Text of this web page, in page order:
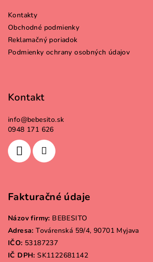
Kontakty
Obchodné podmienky
Reklamačný poriadok
Podmienky ochrany osobných údajov
Kontakt
info@bebesito.sk
0948 171 626
Fakturačné údaje
Názov firmy: BEBESITO
Adresa: Továrenská 59/4, 90701 Myjava
IČO: 53187237
IČ DPH: SK1122681142